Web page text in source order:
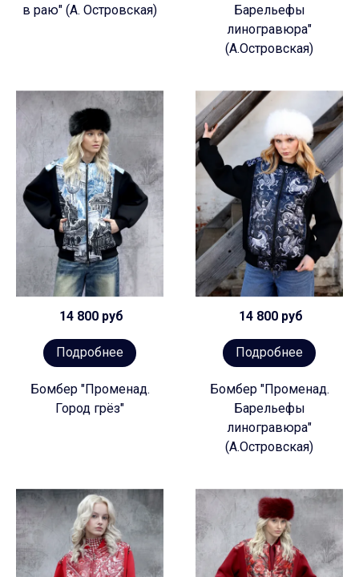
в раю" (А. Островская)
Барельефы
линогравюра"
(А.Островская)
14 800 руб
Подробнее
Бомбер "Променад.
Город грёз"
14 800 руб
Подробнее
Бомбер "Променад.
Барельефы
линогравюра"
(А.Островская)